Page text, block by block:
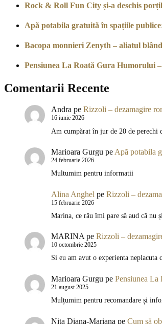
Rock & Roll Fun City și-a deschis
Apă potabila gratuită în spațiile
Bacopa monnieri Zenyth – aliatul
Pensiunea La Roată Gura Humorului
Comentarii Recente
Andra pe Rizzoli – dezamagire
16 iunie 2026
Am cumpărat în jur de 20 de perechi
Marioara Gurgu pe Apă potabila
24 februarie 2026
Multumim pentru informatii
Alina Anghel pe Rizzoli –
15 februarie 2026
Marina, ce rău îmi pare să aud că nu
MARINA pe Rizzoli –
10 octombrie 2025
Si eu am avut o experienta
Marioara Gurgu pe Pensiunea
21 august 2025
Mulțumim pentru recomandare și
Nita Diana-Mariana pe Cum să